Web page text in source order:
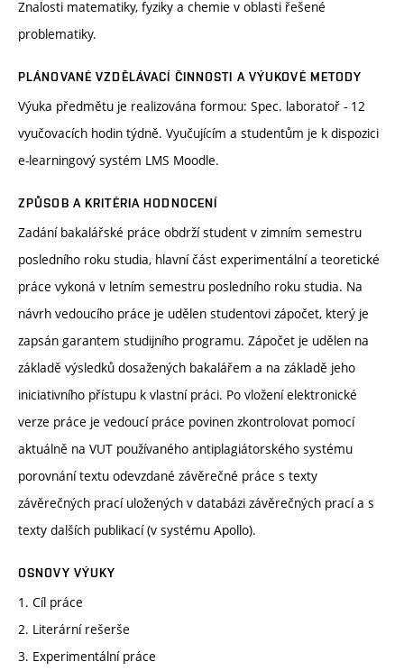
Znalosti matematiky, fyziky a chemie v oblasti řešené
problematiky.
PLÁNOVANÉ VZDĚLÁVACÍ ČINNOSTI A VÝUKOVÉ METODY
Výuka předmětu je realizována formou: Spec. laboratoř - 12
vyučovacích hodin týdně. Vyučujícím a studentům je k dispozici
e-learningový systém LMS Moodle.
ZPŮSOB A KRITÉRIA HODNOCENÍ
Zadání bakalářské práce obdrží student v zimním semestru
posledního roku studia, hlavní část experimentální a teoretické
práce vykoná v letním semestru posledního roku studia. Na
návrh vedoucího práce je udělen studentovi zápočet, který je
zapsán garantem studijního programu. Zápočet je udělen na
základě výsledků dosažených bakalářem a na základě jeho
iniciativního přístupu k vlastní práci. Po vložení elektronické
verze práce je vedoucí práce povinen zkontrolovat pomocí
aktuálně na VUT používaného antiplagiátorského systému
porovnání textu odevzdané závěrečné práce s texty
závěrečných prací uložených v databázi závěrečných prací a s
texty dalších publikací (v systému Apollo).
OSNOVY VÝUKY
1. Cíl práce
2. Literární rešerše
3. Experimentální práce